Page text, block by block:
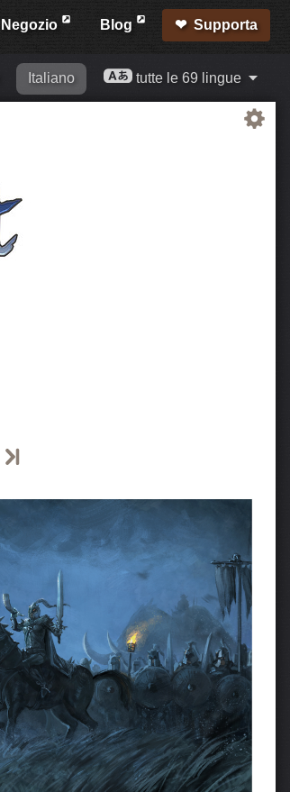
Negozio Blog Supporta
Italiano tutte le 69 lingue